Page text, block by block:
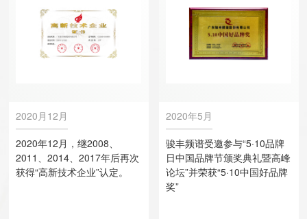
2020月12月
2020年12月，继2008、
2011、2014、2017年后再次
获得“高新技术企业”认定。
2020年5月
骏丰频谱受邀参与“5·10品牌
日中国品牌节颁奖典礼暨高峰
论坛”并荣获“5·10中国好品牌
奖”